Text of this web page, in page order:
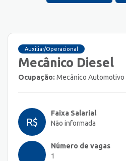
Auxiliar/Operacional
Mecânico Diesel
Ocupação: Mecânico Automotivo
R$
Faixa Salarial
Não informada
Número de vagas
1